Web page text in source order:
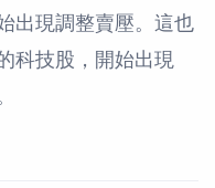
出現調整賣壓。這也
科技股，開始出現